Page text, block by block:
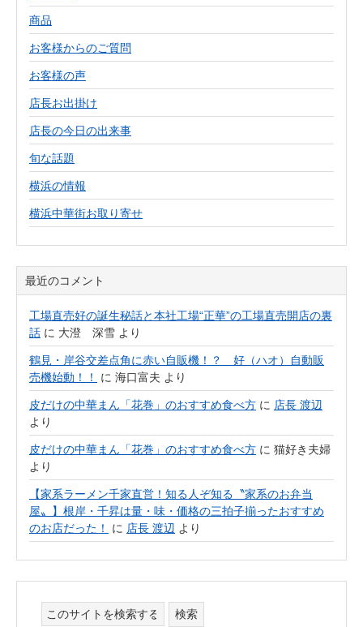
商品
お客様からのご質問
お客様の声
店長お出掛け
店長の今日の出来事
旬な話題
横浜の情報
横浜中華街お取り寄せ
最近のコメント
工場直売好の誕生秘話と本社工場“正華”の工場直売開店の裏
話 に 大澄 深雪 より
鶴見・岸谷交差点角に赤い自販機！？ 好（ハオ）自動販
売機始動！！
に 海口富夫 より
皮だけの中華まん「花巻」のおすすめ食べ方 に 店長 渡辺
より
皮だけの中華まん「花巻」のおすすめ食べ方 に 猫好き夫婦
より
【家系ラーメン千家直営！知る人ぞ知る〝家系のお弁当
屋〟】根岸・千昇は量・味・価格の三拍子揃ったおすすめ
のお店だった！
に 店長 渡辺 より